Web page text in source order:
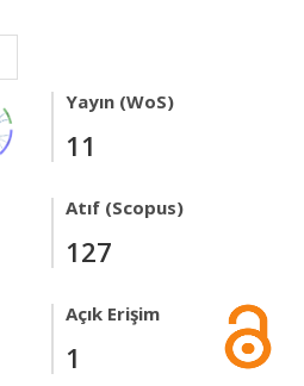
Yayın (WoS)
11
Atıf (Scopus)
127
Açık Erişim
1